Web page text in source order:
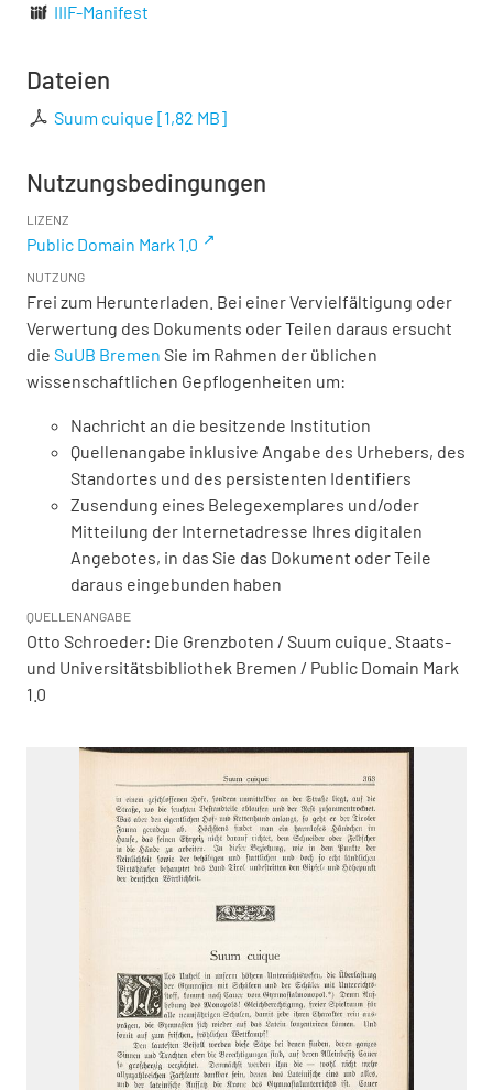
IIIF-Manifest
Dateien
Suum cuique [1,82 MB]
Nutzungsbedingungen
LIZENZ
Public Domain Mark 1.0
NUTZUNG
Frei zum Herunterladen. Bei einer Vervielfältigung oder
Verwertung des Dokuments oder Teilen daraus ersucht
die SuUB Bremen Sie im Rahmen der üblichen
wissenschaftlichen Gepflogenheiten um:
Nachricht an die besitzende Institution
Quellenangabe inklusive Angabe des Urhebers, des
Standortes und des persistenten Identifiers
Zusendung eines Belegexemplares und/oder
Mitteilung der Internetadresse Ihres digitalen
Angebotes, in das Sie das Dokument oder Teile
daraus eingebunden haben
QUELLENANGABE
Otto Schroeder: Die Grenzboten / Suum cuique. Staats-
und Universitätsbibliothek Bremen / Public Domain Mark
1.0